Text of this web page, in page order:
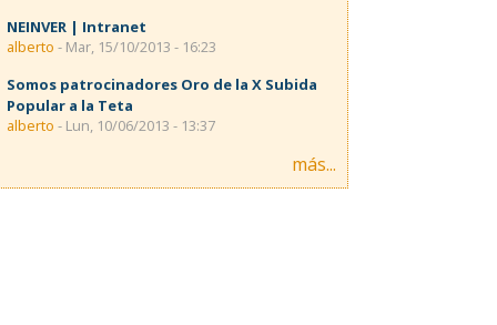
NEINVER | Intranet
alberto - Mar, 15/10/2013 - 16:23
Somos patrocinadores Oro de la X Subida
Popular a la Teta
alberto - Lun, 10/06/2013 - 13:37
más...